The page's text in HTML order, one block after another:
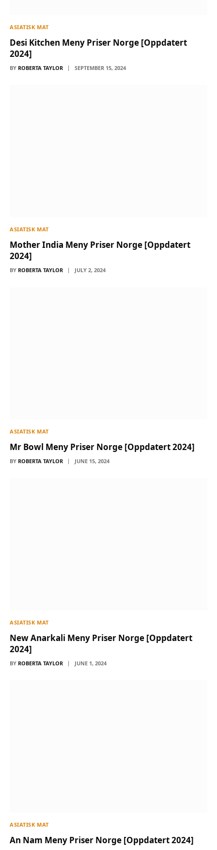
ASIATISK MAT
Desi Kitchen Meny Priser Norge [Oppdatert
2024]
BY ROBERTA TAYLOR SEPTEMBER 15, 2024
ASIATISK MAT
Mother India Meny Priser Norge [Oppdatert
2024]
BY ROBERTA TAYLOR JULY 2, 2024
ASIATISK MAT
Mr Bowl Meny Priser Norge [Oppdatert 2024]
BY ROBERTA TAYLOR JUNE 15, 2024
ASIATISK MAT
New Anarkali Meny Priser Norge [Oppdatert
2024]
BY ROBERTA TAYLOR JUNE 1, 2024
ASIATISK MAT
An Nam Meny Priser Norge [Oppdatert 2024]